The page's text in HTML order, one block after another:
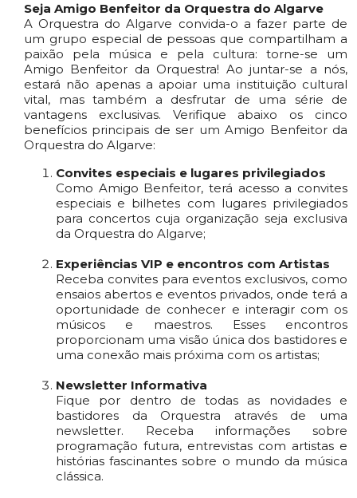
Seja Amigo Benfeitor da Orquestra do Algarve
A Orquestra do Algarve convida-o a fazer parte de
um grupo especial de pessoas que compartilham a
paixão pela música e pela cultura: torne-se um
Amigo Benfeitor da Orquestra! Ao juntar-se a nós,
estará não apenas a apoiar uma instituição cultural
vital, mas também a desfrutar de uma série de
vantagens exclusivas. Verifique abaixo os cinco
benefícios principais de ser um Amigo Benfeitor da
Orquestra do Algarve:
Convites especiais e lugares privilegiados
Como Amigo Benfeitor, terá acesso a convites
especiais e bilhetes com lugares privilegiados
para concertos cuja organização seja exclusiva
da Orquestra do Algarve;
Experiências VIP e encontros com Artistas
Receba convites para eventos exclusivos, como
ensaios abertos e eventos privados, onde terá a
oportunidade de conhecer e interagir com os
músicos e maestros. Esses encontros
proporcionam uma visão única dos bastidores e
uma conexão mais próxima com os artistas;
Newsletter Informativa
Fique por dentro de todas as novidades e
bastidores da Orquestra através de uma
newsletter. Receba informações sobre
programação futura, entrevistas com artistas e
histórias fascinantes sobre o mundo da música
clássica.